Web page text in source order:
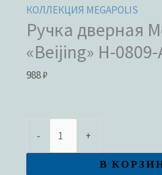
КОЛЛЕКЦИЯ MEGAPOLIS
Ручка дверная
«Beijing» H-
988₽
- +
В